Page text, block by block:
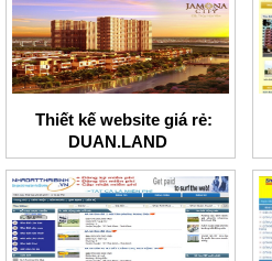
Thiết kế website giá rẻ:
DUAN.LAND